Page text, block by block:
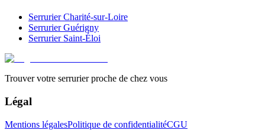
SerrurierCharité-sur-Loire
SerrurierGuérigny
Serrurier Saint-Éloi
Trouver votre serrurier proche de chez vous
Légal
Mentions légalesPolitique de confidentialitéCGU